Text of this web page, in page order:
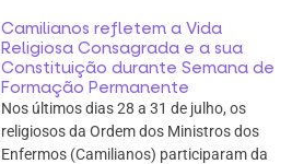
Camilianos refletem a Vida
Religiosa Consagrada e a sua
Constituição durante Semana de
Formação Permanente
Nos últimos dias 28 a 31 de julho, os
religiosos da Ordem dos Ministros dos
Enfermos (Camilianos) participaram da